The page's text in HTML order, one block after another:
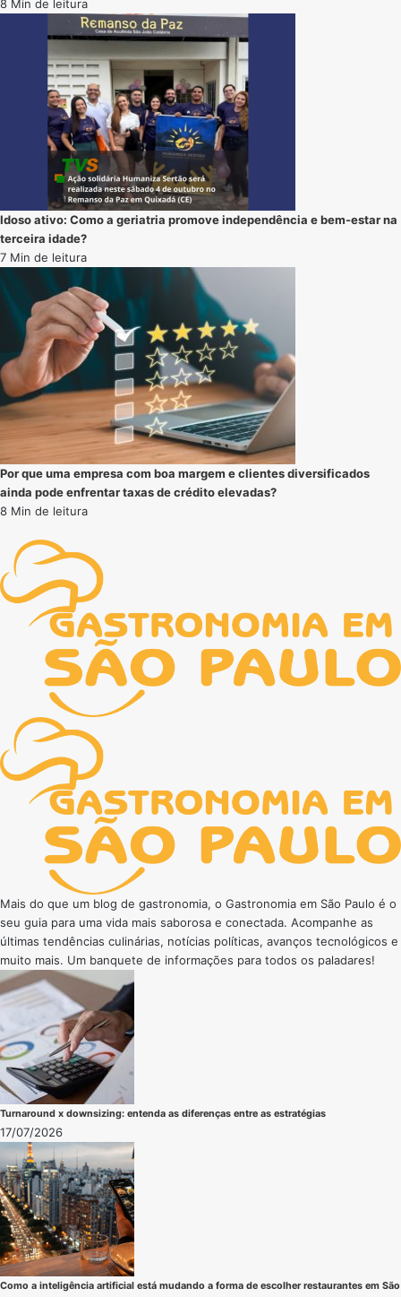
8 Min de leitura
Idoso ativo: Como a geriatria promove independência e bem-estar na
terceira idade?
7 Min de leitura
Por que uma empresa com boa margem e clientes diversificados
ainda pode enfrentar taxas de crédito elevadas?
8 Min de leitura
Mais do que um blog de gastronomia, o Gastronomia em São Paulo é o
seu guia para uma vida mais saborosa e conectada. Acompanhe as
últimas tendências culinárias, notícias políticas, avanços tecnológicos e
muito mais. Um banquete de informações para todos os paladares!
Turnaround x downsizing: entenda as diferenças entre as estratégias
17/07/2026
Como a inteligência artificial está mudando a forma de escolher restaurantes em São